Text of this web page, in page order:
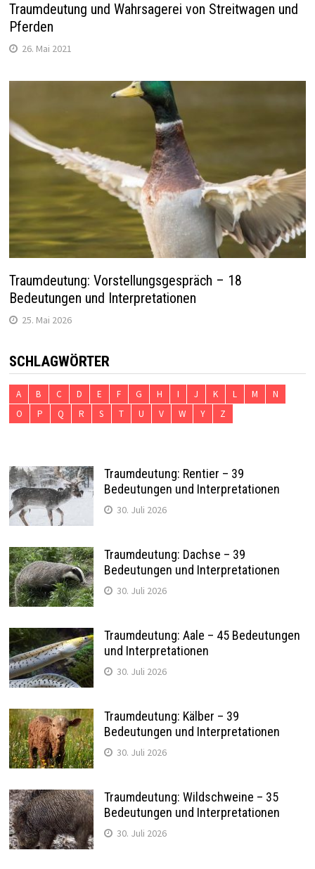
Traumdeutung und Wahrsagerei von Streitwagen und
Pferden
26. Mai 2021
Traumdeutung: Vorstellungsgespräch – 18
Bedeutungen und Interpretationen
25. Mai 2026
SCHLAGWÖRTER
A B C D E F G H I J K L M
N
O
P Q R S T U V W Y Z
Traumdeutung: Rentier – 39
Bedeutungen und Interpretationen
30. Juli 2026
Traumdeutung: Dachse – 39
Bedeutungen und Interpretationen
30. Juli 2026
Traumdeutung: Aale – 45 Bedeutungen
und Interpretationen
30. Juli 2026
Traumdeutung: Kälber – 39
Bedeutungen und Interpretationen
30. Juli 2026
Traumdeutung: Wildschweine – 35
Bedeutungen und Interpretationen
30. Juli 2026